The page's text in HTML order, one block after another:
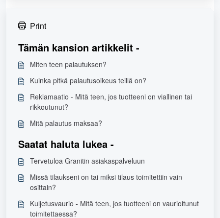
Print
Tämän kansion artikkelit -
Miten teen palautuksen?
Kuinka pitkä palautusoikeus teillä on?
Reklamaatio - Mitä teen, jos tuotteeni on viallinen tai
rikkoutunut?
Mitä palautus maksaa?
Saatat haluta lukea -
Tervetuloa Granitin asiakaspalveluun
Missä tilaukseni on tai miksi tilaus toimitettiin vain
osittain?
Kuljetusvaurio - Mitä teen, jos tuotteeni on vaurioitunut
toimitettaessa?